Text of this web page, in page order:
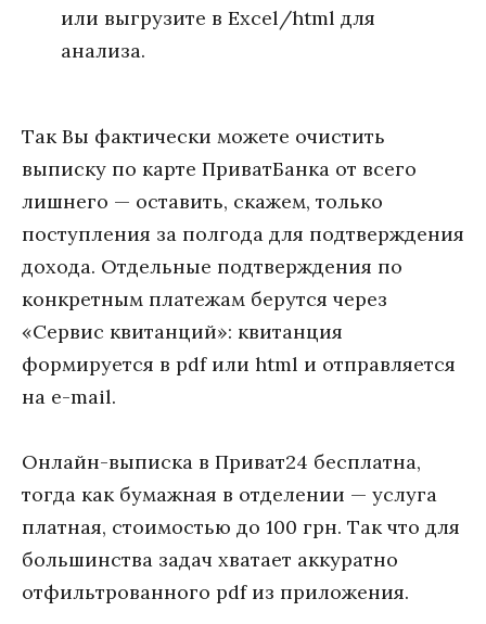
или выгрузите в Excel/html для
анализа.
Так Вы фактически можете очистить
выписку по карте ПриватБанка от всего
лишнего — оставить, скажем, только
поступления за полгода для подтверждения
дохода. Отдельные подтверждения по
конкретным платежам берутся через
«Сервис квитанций»: квитанция
формируется в pdf или html и отправляется
на e-mail.
Онлайн-выписка в Приват24 бесплатна,
тогда как бумажная в отделении — услуга
платная, стоимостью до 100 грн. Так что для
большинства задач хватает аккуратно
отфильтрованного pdf из приложения.